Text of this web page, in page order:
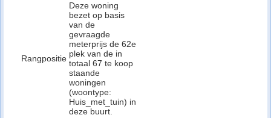
Rangpositie
Deze woning
bezet op basis
van de
gevraagde
meterprijs de 62e
plek van de in
totaal 67 te koop
staande
woningen
(woontype:
Huis_met_tuin) in
deze buurt.